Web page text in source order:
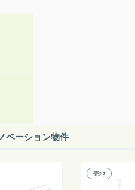
ベーション物件
売地